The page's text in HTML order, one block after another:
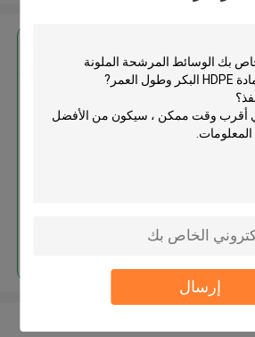
إرسال
الوسائط المرشحة الملونة البيضاء
MBBR مع مادة HDPE البكر وطول
العمر
استمر